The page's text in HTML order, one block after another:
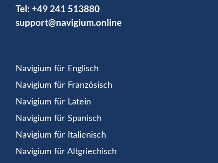
Tel: +49 241 513880
support@navigium.online
Navigium für Englisch
Navigium für Französisch
Navigium für Latein
Navigium für Spanisch
Navigium für Italienisch
Navigium für Altgriechisch